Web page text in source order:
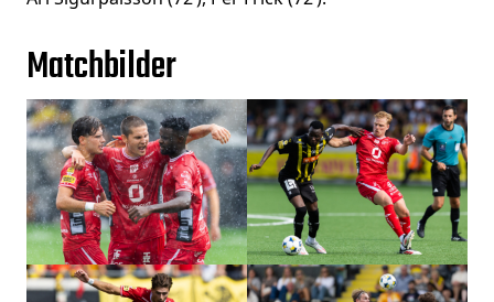
Matchbilder